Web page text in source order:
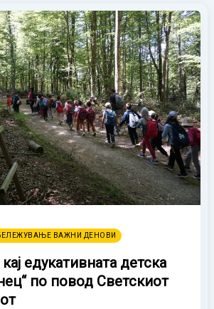
ВАЖНИ ДЕНОВИ
кај едукативната детска
по повод Светскиот